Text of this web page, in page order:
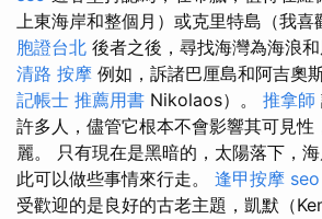
上東海岸和整個月）或克里特島（我喜
胞證台北 後者之後，尋找海灣為海浪
清路 按摩 例如，訴諸巴厘島和阿吉奧
記帳士 推薦用書 Nikolaos）。 推拿師
許多人，儘管它根本不會影響其可見性
麗。 只有現在是黑暗的，太陽落下，
此可以做些事情來行走。 逢甲按摩
受歡迎的是良好的古老主題，凱默（